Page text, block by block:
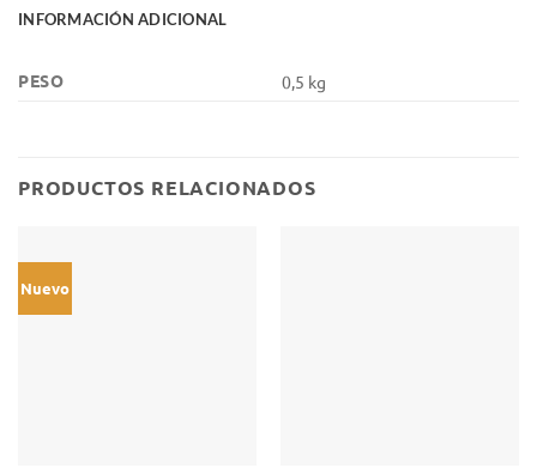
INFORMACIÓN ADICIONAL
PESO 0,5 kg
PRODUCTOS RELACIONADOS
Nuevo